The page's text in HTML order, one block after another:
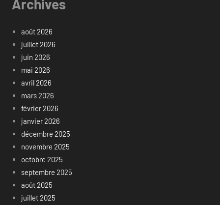
Archives
août 2026
juillet 2026
juin 2026
mai 2026
avril 2026
mars 2026
février 2026
janvier 2026
décembre 2025
novembre 2025
octobre 2025
septembre 2025
août 2025
juillet 2025